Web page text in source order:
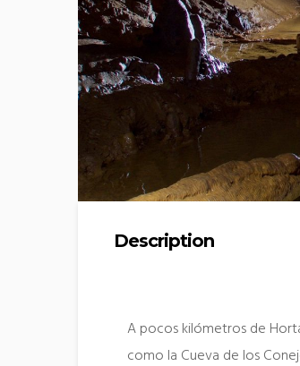
Description
A pocos kilómetros de
como la Cueva de los